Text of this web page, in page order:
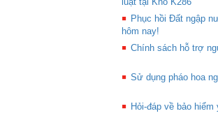
Phục hồi Đất ngập
hôm nay!
Chính sách hỗ trợ
Sử dụng pháo hoa
Hỏi-đáp về bảo hiểm